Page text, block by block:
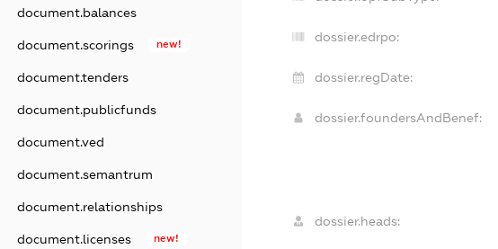
document.balances
document.scorings new!
document.tenders
document.publicfunds
document.ved
document.semantrum
document.relationships
document.licenses new!
dossier.edrpo:
dossier.regDate:
dossier.foundersAndBenef:
dossier.heads: